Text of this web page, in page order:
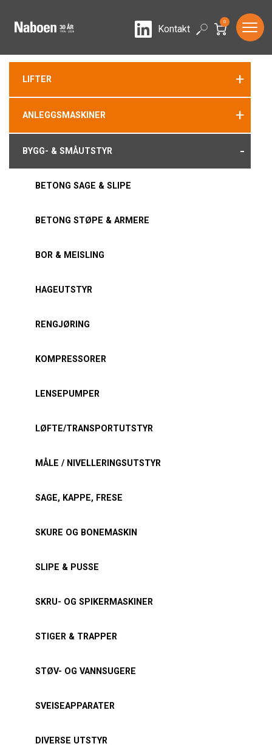
LinkedIn
Kontakt Search
0
LIFTER +
ANLEGGSMASKINER +
BYGG- & SMÅUTSTYR -
BETONG SAGE & SLIPE
BETONG STØPE & ARMERE
BOR & MEISLING
HAGEUTSTYR
RENGJØRING
KOMPRESSORER
LENSEPUMPER
LØFTE/TRANSPORTUTSTYR
MÅLE / NIVELLERINGSUTSTYR
SAGE, KAPPE, FRESE
SKURE OG BONEMASKIN
SLIPE & PUSSE
SKRU- OG SPIKERMASKINER
STIGER & TRAPPER
STØV- OG VANNSUGERE
SVEISEAPPARATER
DIVERSE UTSTYR